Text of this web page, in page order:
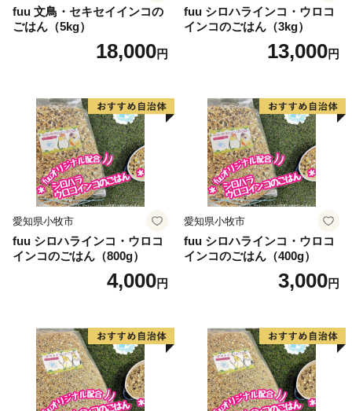
fuu 文鳥・セキセイインコの
ごはん（5kg）
18,000円
fuu シロハラインコ・ウロコ
インコのごはん（3kg）
13,000円
愛知県小牧市
fuu シロハラインコ・ウロコ
インコのごはん（800g）
4,000円
愛知県小牧市
fuu シロハラインコ・ウロコ
インコのごはん（400g）
3,000円